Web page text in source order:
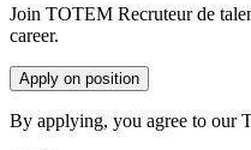
Join TOTEM Recruteur de
career.
Apply on position
By applying, you agree to our